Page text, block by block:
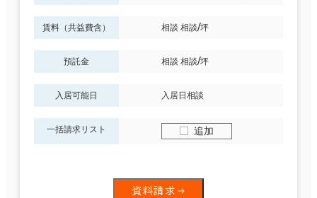
賃料（共益費含） 相談 相談/坪
預託金 相談 相談/坪
入居可能日 入居日相談
一括請求リスト 追加
資料請求